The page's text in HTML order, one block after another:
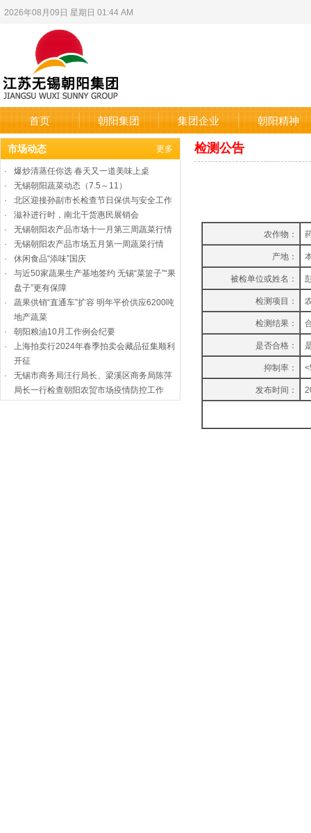
2026年08月09日 星期日 01:44 AM
首页 朝阳集团 集团企业 朝阳精神
市场动态
更多
·
爆炒清蒸任你选 春天又一道美味上桌
·
无锡朝阳蔬菜动态（7.5～11）
·
北区迎接孙副市长检查节日保供与安全工作
·
滋补进行时，南北干货惠民展销会
·
无锡朝阳农产品市场十一月第三周蔬菜行情
·
无锡朝阳农产品市场五月第一周蔬菜行情
·
休闲食品“添味”国庆
·
与近50家蔬果生产基地签约 无锡“菜篮子”“果
盘子”更有保障
·
蔬果供销“直通车”扩容 明年平价供应6200吨
地产蔬菜
·
朝阳粮油10月工作例会纪要
·
上海拍卖行2024年春季拍卖会藏品征集顺利
开征
·
无锡市商务局汪行局长、梁溪区商务局陈萍
局长一行检查朝阳农贸市场疫情防控工作
检测公告
农作物：
产地：
被检单位或姓名：
检测项目：
检测结果：
是否合格：
抑制率：
发布时间：